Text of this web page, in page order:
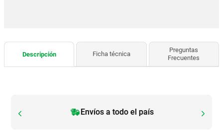
Descripción Ficha técnica
Preguntas
Frecuentes
Envíos a todo el país